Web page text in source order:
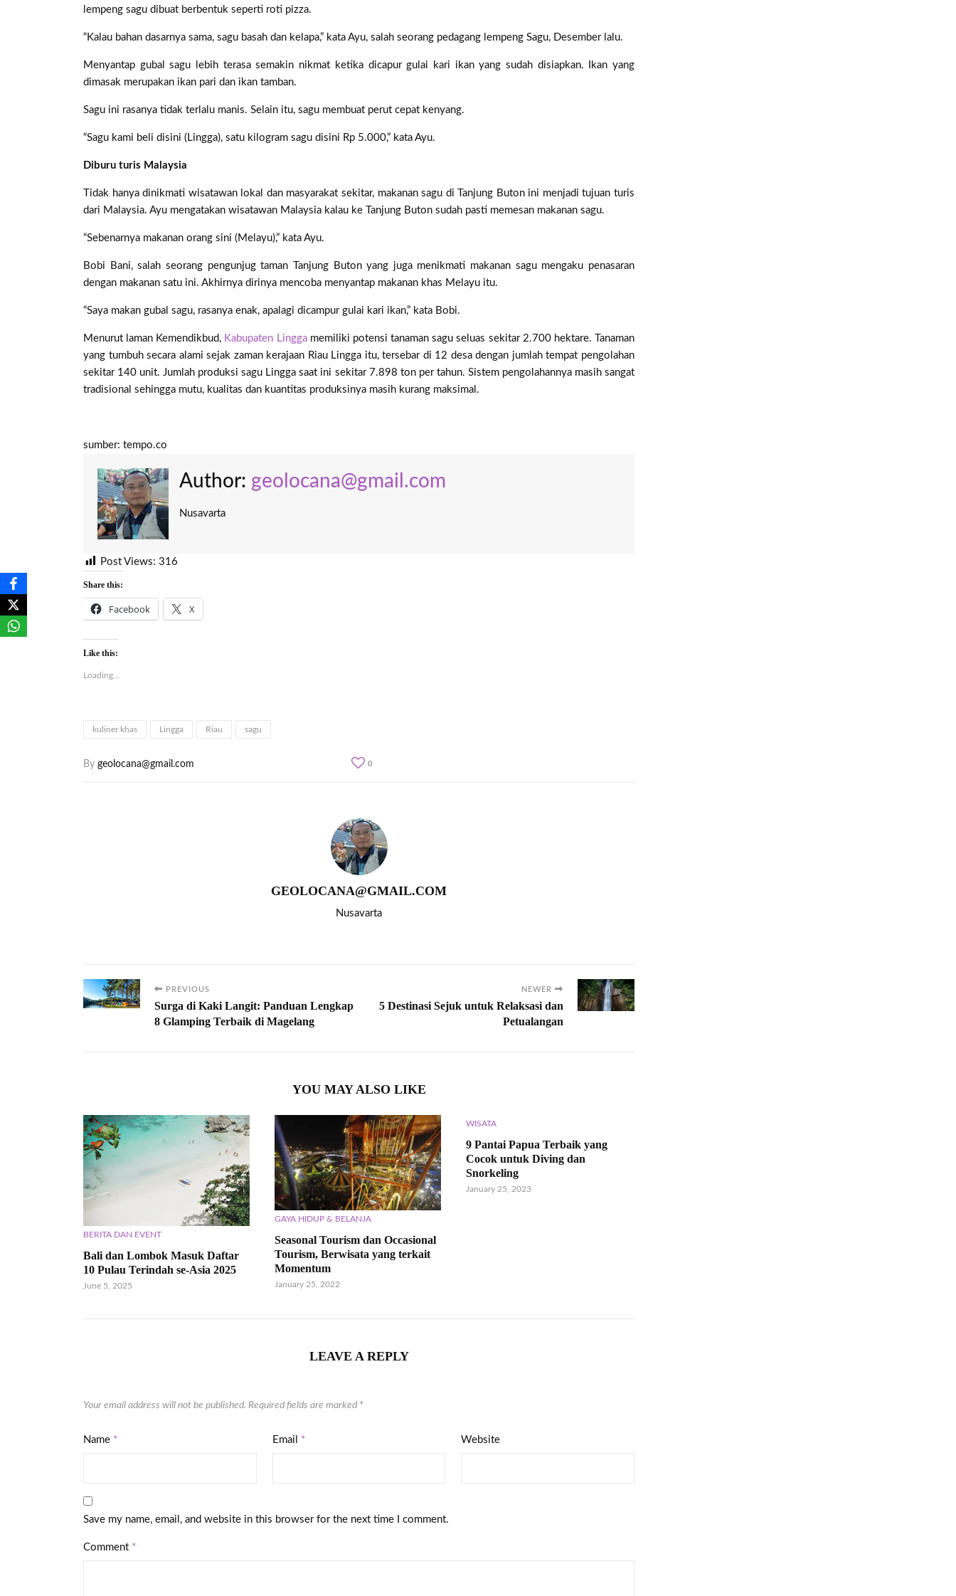
lempeng sagu dibuat berbentuk seperti roti pizza.
“Kalau bahan dasarnya sama, sagu basah dan kelapa,” kata Ayu, salah seorang pedagang lempeng Sagu, Desember lalu.
Menyantap gubal sagu lebih terasa semakin nikmat ketika dicapur gulai kari ikan yang sudah disiapkan. Ikan yang
dimasak merupakan ikan pari dan ikan tamban.
Sagu ini rasanya tidak terlalu manis. Selain itu, sagu membuat perut cepat kenyang.
“Sagu kami beli disini (Lingga), satu kilogram sagu disini Rp 5.000,” kata Ayu.
Diburu turis Malaysia
Tidak hanya dinikmati wisatawan lokal dan masyarakat sekitar, makanan sagu di Tanjung Buton ini menjadi tujuan turis
dari Malaysia. Ayu mengatakan wisatawan Malaysia kalau ke Tanjung Buton sudah pasti memesan makanan sagu.
“Sebenarnya makanan orang sini (Melayu),” kata Ayu.
Bobi Bani, salah seorang pengunjug taman Tanjung Buton yang juga menikmati makanan sagu mengaku penasaran
dengan makanan satu ini. Akhirnya dirinya mencoba menyantap makanan khas Melayu itu.
“Saya makan gubal sagu, rasanya enak, apalagi dicampur gulai kari ikan,” kata Bobi.
Menurut laman Kemendikbud, Kabupaten Linggamemiliki potensi tanaman sagu seluas sekitar 2.700 hektare. Tanaman
yang tumbuh secara alami sejak zaman kerajaan Riau Lingga itu, tersebar di 12 desa dengan jumlah tempat pengolahan
sekitar 140 unit. Jumlah produksi sagu Lingga saat ini sekitar 7.898 ton per tahun. Sistem pengolahannya masih sangat
tradisional sehingga mutu, kualitas dan kuantitas produksinya masih kurang maksimal.
sumber: tempo.co
Author: geolocana@gmail.com
Nusavarta
Post Views: 316
Share this:
Facebook X
Like this:
Loading...
kuliner khas Lingga Riau sagu
By geolocana@gmail.com 0
GEOLOCANA@GMAIL.COM
Nusavarta
PREVIOUS
Surga di Kaki Langit: Panduan Lengkap
8 Glamping Terbaik di Magelang
NEWER
5 Destinasi Sejuk untuk Relaksasi dan
Petualangan
YOU MAY ALSO LIKE
BERITA DAN EVENT
Bali dan Lombok Masuk Daftar
10 Pulau Terindah se-Asia 2025
June 5, 2025
GAYA HIDUP & BELANJA
Seasonal Tourism dan Occasional
Tourism, Berwisata yang terkait
Momentum
January 25, 2022
WISATA
9 Pantai Papua Terbaik yang
Cocok untuk Diving dan
Snorkeling
January 25, 2023
LEAVE A REPLY
Your email address will not be published. Required fields are marked *
Name * Email * Website
Save my name, email, and website in this browser for the next time I comment.
Comment *